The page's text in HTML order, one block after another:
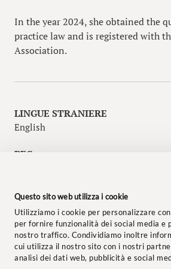
Questo sito web utilizza i cookie
Utilizziamo i cookie per personalizzare
per fornire funzionalità dei social media e
nostro traffico. Condividiamo inoltre
cui utilizza il nostro sito con i nostri
analisi dei dati web, pubblicità e social
In the year 2024, she obtained the
practice law and is registered with
Association.
LINGUE STRANIERE
English
PEC
LINKEDIN
Qui